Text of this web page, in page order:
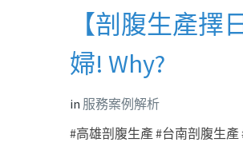
【剖腹生產
婦! Why?
in 服務案例解析
#高雄剖腹生產 #台南剖腹生